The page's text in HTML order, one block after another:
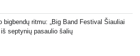
bigbendų ritmu: „Big Band Festival Šiauliai
septynių pasaulio šalių